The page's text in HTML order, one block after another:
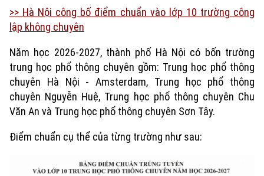
Xu hướng
>> Hà Nội công bố điểm chuẩn vào lớp 10 trường công
lập không chuyên
Năm học 2026-2027, thành phố Hà Nội có bốn trường
trung học phổ thông chuyên gồm: Trung học phổ thông
chuyên Hà Nội - Amsterdam, Trung học phổ thông
chuyên Nguyễn Huệ, Trung học phổ thông chuyên Chu
Văn An và Trung học phổ thông chuyên Sơn Tây.
Điểm chuẩn cụ thể của từng trường như sau: